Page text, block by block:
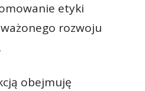
etyki
rozwoju
obejmuję